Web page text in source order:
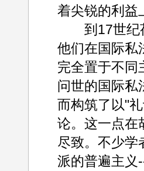
着尖锐的利益
到17世纪荷
他们在国际私
完全置于不同
问世的国际私
而构筑了以"
论。这一点在
尽致。不少学
派的普遍主义